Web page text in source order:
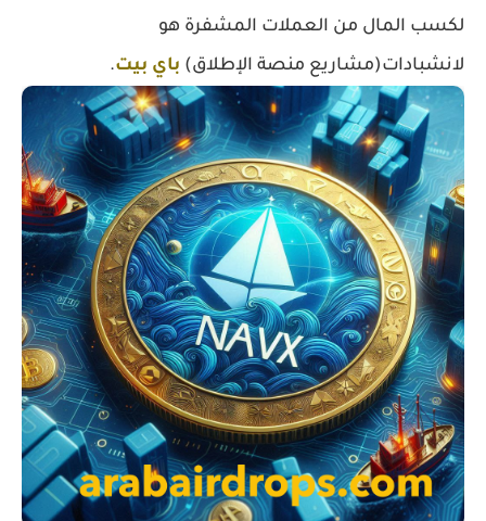
لكسب المال من العملات المشفرة هو
لانشبادات(مشاريع منصة الإطلاق) باي بيت.